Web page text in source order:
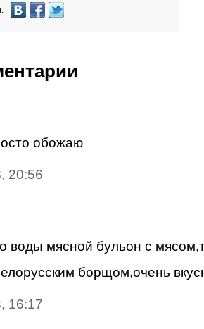
обожаю
20:56
воды мясной бульон с
борщом,очень
16:17